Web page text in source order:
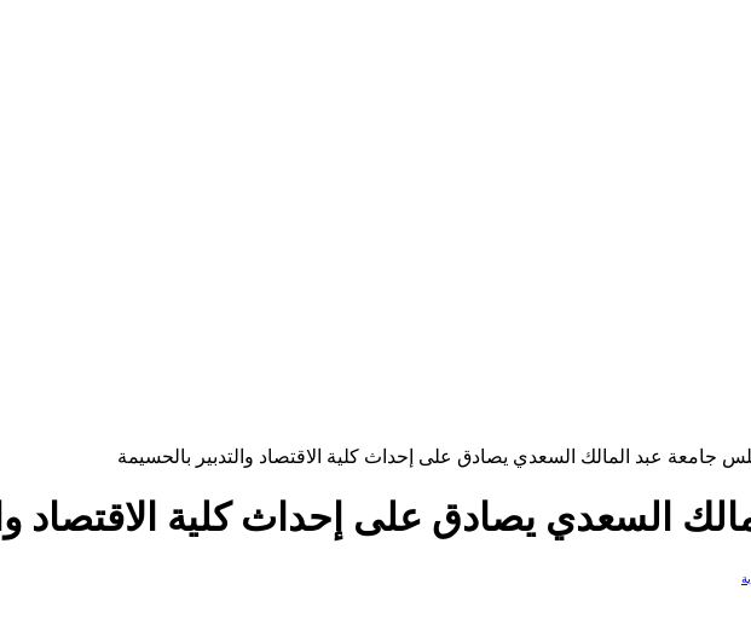
جامعة عبد المالك السعدي يصادق على إحداث كلية الاقتصاد والتدبير بالحسيمة
السعدي يصادق على إحداث كلية الاقتصاد